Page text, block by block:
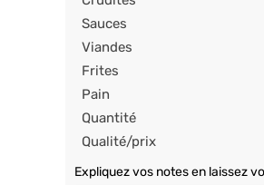
Sauces
Viandes
Frites
Pain
Quantité
Qualité/prix
Expliquez vos notes en laissez